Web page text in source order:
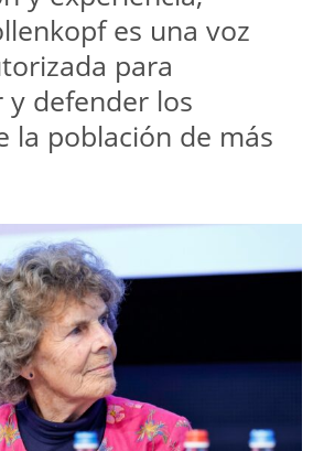
es una voz
para
y defender los
la población de más